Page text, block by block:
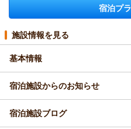
宿泊プ
施設情報を見る
基本情報
宿泊施設からのお知らせ
宿泊施設ブログ